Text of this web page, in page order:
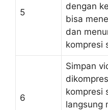
5
dengan
bisa
dan
kompresi
6
Simpan
kompresi
langsung